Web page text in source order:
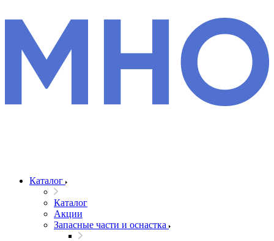
Каталог
Каталог
Акции
Запасные части и оснастка